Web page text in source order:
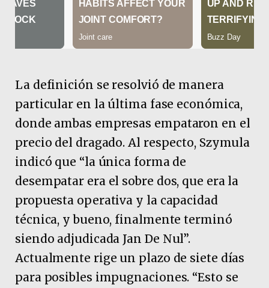
La definición se resolvió de manera
particular en la última fase económica,
donde ambas empresas empataron en el
precio del dragado. Al respecto, Szymula
indicó que “la única forma de
desempatar era el sobre dos, que era la
propuesta operativa y la capacidad
técnica, y bueno, finalmente terminó
siendo adjudicada Jan De Nul”.
Actualmente rige un plazo de siete días
para posibles impugnaciones. “Esto se